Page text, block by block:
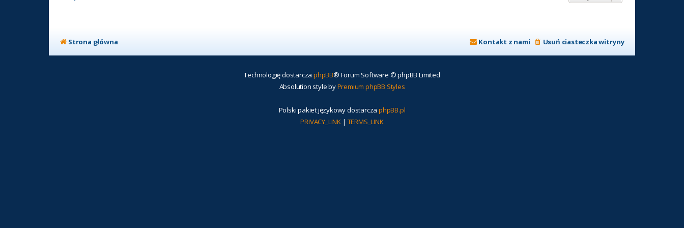
Strona główna Usuń ciasteczka witryny
Kontakt z nami
Technologię dostarcza phpBB® Forum Software © phpBB Limited
Absolution style byPremium phpBB Styles
Polski pakiet językowy dostarcza phpBB.pl
PRIVACY_LINK | TERMS_LINK